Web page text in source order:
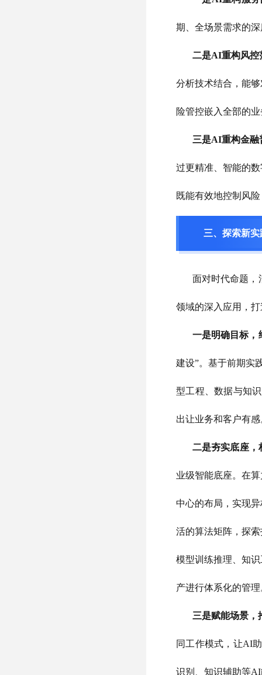
期、全场景需求的
二是AI重构风控
分析技术结合，能
险管控嵌入全部的
三是AI重构金融
过更精准、智能的
既能有效地控制风
三、探索新
面对时代命题，
领域的深入应用，
一是明确目标，
建设”。基于前期实
型工程、数据与知
出让业务和客户有感
二是夯实底座，
业级智能底座。在
中心的布局，实现
活的算法矩阵，探
模型训练推理、知
产进行体系化的管理
三是赋能场景，
同工作模式，让AI
识别、知识辅助等